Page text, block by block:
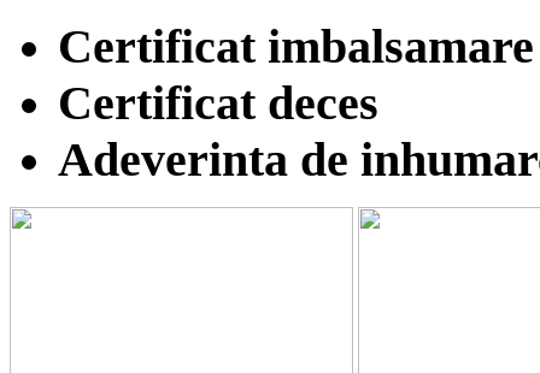
Certificat imbalsamare
Certificat deces
Adeverinta de